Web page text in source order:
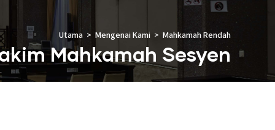
Mahkamah Sesyen
Utama Mengenai Kami Mahkamah Rendah